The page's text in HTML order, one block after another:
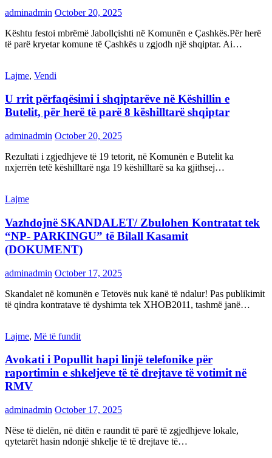
adminadmin October 20, 2025
Kështu festoi mbrëmë Jabollçishti në Komunën e Çashkës.Për herë
të parë kryetar komune të Çashkës u zgjodh një shqiptar. Ai…
Lajme, Vendi
U rrit përfaqësimi i shqiptarëve në Këshillin e
Butelit, për herë të parë 8 këshilltarë shqiptar
adminadmin October 20, 2025
Rezultati i zgjedhjeve të 19 tetorit, në Komunën e Butelit ka
nxjerrën tetë këshilltarë nga 19 këshilltarë sa ka gjithsej…
Lajme
Vazhdojnë SKANDALET/ Zbulohen Kontratat tek
“NP- PARKINGU” të Bilall Kasamit
(DOKUMENT)
adminadmin October 17, 2025
Skandalet në komunën e Tetovës nuk kanë të ndalur! Pas publikimit
të qindra kontratave të dyshimta tek XHOB2011, tashmë janë…
Lajme, Më të fundit
Avokati i Popullit hapi linjë telefonike për
raportimin e shkeljeve të të drejtave të votimit në
RMV
adminadmin October 17, 2025
Nëse të dielën, në ditën e raundit të parë të zgjedhjeve lokale,
qytetarët hasin ndonjë shkelje të të drejtave të…